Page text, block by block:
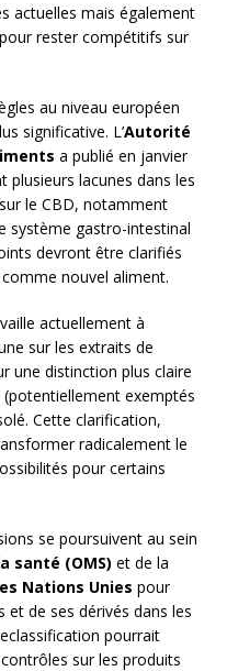
actuelles mais également
rester compétitifs sur
au niveau européen
significative. L’Autorité
a publié en janvier
plusieurs lacunes dans les
le CBD, notamment
système gastro-intestinal
devront être clarifiés
nouvel aliment.
actuellement à
sur les extraits de
une distinction plus claire
exemptés
Cette clarification,
radicalement le
pour certains
se poursuivent au sein
santé (OMS) et de la
Nations Unies pour
et de ses dérivés dans les
pourrait
sur les produits